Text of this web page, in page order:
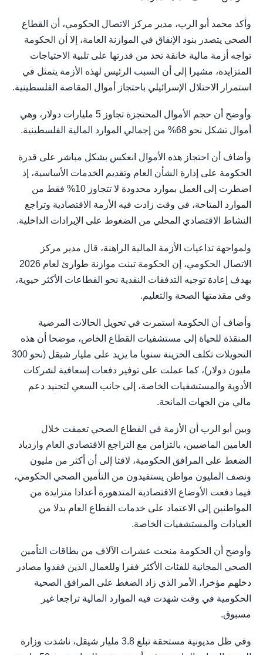
وأكد محمد أبو الرب، مدير مركز الاتصال الحكومي، أن القطاع
الصحي يتصدر بنود الإنفاق في الموازنة العامة، إلا أن الحكومة
تواجه أزمة مالية خانقة تحد من قدرتها على تلبية الاحتياجات
المتزايدة، مشيرا إلى أن السبب الرئيس لهذه الأزمة يتمثل في
استمرار الاحتلال الإسرائيلي باحتجاز أموال المقاصة الفلسطينية.
وأوضح أن حجم الأموال المحتجزة تجاوز 5 مليارات دولار، وهي
أموال تشكل نحو 68% من إجمالي الموارد المالية الفلسطينية.
وأضاف أن احتجاز هذه الأموال انعكس بشكل مباشر على قدرة
الحكومة على إدارة الشأن العام وتقديم الخدمات الأساسية، إذ
اضطرت إلى العمل بموارد محدودة لا تتجاوز 10% فقط من
الموارد المتاحة، في وقت زادت فيه الأزمة الاقتصادية وتراجع
النشاط الاقتصادي المحلي من الضغوط على الإيرادات الداخلية.
ولمواجهة تداعيات الأزمة المالية الراهنة، قال مدير مركز
الاتصال الحكومي، إن الحكومة تبنت موازنة طوارئ لعام 2026
بهدف إعادة توجيه التدفقات النقدية نحو القطاعات الأكثر حيوية،
وفي مقدمتها الصحة والتعليم.
وأضاف أن الحكومة استمرت في تحويل الحالات المرضية
المنقذة للحياة إلى مستشفيات القطاع الخاص، موضحا أن هذه
التحويلات تكلف الخزينة سنويا ما يزيد على مليار شيقل (نحو 300
مليون دولار)، كما عملت على توفير دفعات إسعافية لشركات
الأدوية والمستشفيات الخاصة، إلى جانب السعي لتجنيد دعم
مالي من الجهات المانحة.
وبين أبو الرب أن الأزمة في القطاع الصحي تعمقت خلال
العامين الماضيين، بالتزامن مع التراجع الاقتصادي العام وازدياد
الضغط على المرافق الحكومية، لافتا إلى أن أكثر من مليون
ونصف المليون مواطن يستفيدون من التأمين الصحي الحكومي،
فيما دفعت الأوضاع الاقتصادية المتدهورة أعدادا متزايدة من
المواطنين إلى الاعتماد على خدمات القطاع العام بدلا من
العيادات والمستشفيات الخاصة.
وأوضح أن الحكومة منحت عشرات الآلاف من بطاقات التأمين
الصحي المجانية للفئات الأكثر فقرا وللعمال الذين فقدوا مصادر
دخلهم مؤخرا، الأمر الذي زاد الضغط على المرافق الصحية
الحكومية في وقت شهدت فيه الموارد المالية تراجعا غير
مسبوق.
وفي ظل مديونية مستحقة تبلغ 3.8 مليار شيقل، ناشدت وزارة